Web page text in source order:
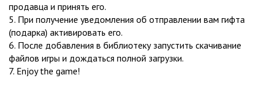
продавца и принять его.
5. При получение уведомления об отправлении вам гифта
(подарка) активировать его.
6. После добавления в библиотеку запустить скачивание
файлов игры и дождаться полной загрузки.
7. Enjoy the game!